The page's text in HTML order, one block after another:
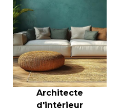
Architecte
d'intérieur